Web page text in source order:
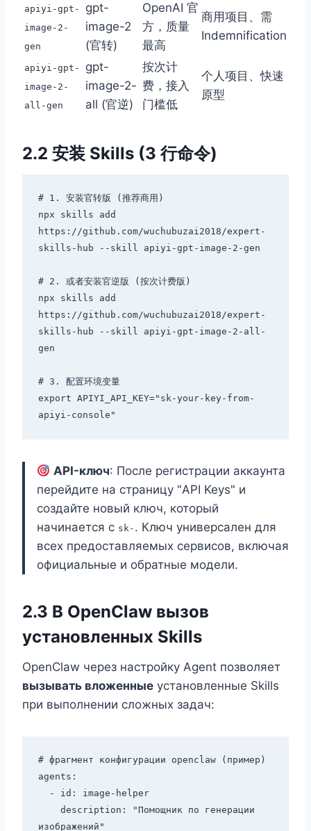
apiyi-gpt-
image-2-
gen
gpt-
image-2
(官转)
OpenAI 官
方，质量
最高
商用项目、需
Indemnification
apiyi-gpt-
image-2-
all-gen
gpt-
image-2-
all (官逆)
按次计
费，接入
门槛低
个人项目、快速
原型
2.2 安装 Skills (3 行命令)
# 1. 安装官转版 (推荐商用)
npx skills add
https://github.com/wuchubuzai2018/expert-
skills-hub --skill apiyi-gpt-image-2-gen
# 2. 或者安装官逆版 (按次计费版)
npx skills add
https://github.com/wuchubuzai2018/expert-
skills-hub --skill apiyi-gpt-image-2-all-
gen
# 3. 配置环境变量
export APIYI_API_KEY="sk-your-key-from-
API-ключ: После регистрации аккаунта
перейдите на страницу "API Keys" и
создайте новый ключ, который
начинается с sk- . Ключ универсален для
всех предоставляемых сервисов, включая
официальные и обратные модели.
2.3 В OpenClaw вызов
установленных Skills
OpenClaw через настройку Agent позволяет
вызывать вложенные установленные Skills
при выполнении сложных задач:
# фрагмент конфигурации openclaw (пример)
agents:
изображений"